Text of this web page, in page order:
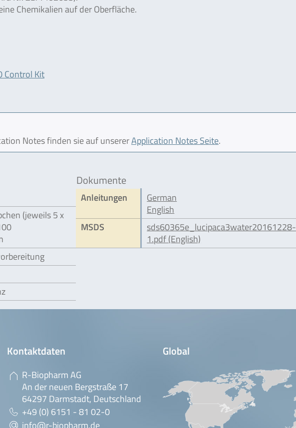
Chemikalien auf der Oberfläche.
Control Kit
Notes finden sie auf unsererApplication Notes Seite.
(jeweils 5 x
Dokumente
Anleitungen
German
English
MSDS
sds60365e_lucipaca3water20161228-
1.pdf (English)
Kontaktdaten
R-Biopharm AG
An der neuen Bergstraße 17
64297 Darmstadt, Deutschland
+49 (0) 6151 - 81 02-0
info@r-biopharm.de
Global